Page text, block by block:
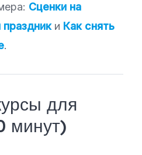
Сценки на
и Как снять
.
для
минут)